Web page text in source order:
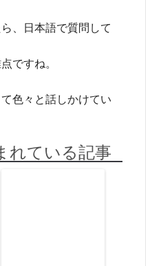
、日本語で質問して
ですね。
色々と話しかけてい
れている記事